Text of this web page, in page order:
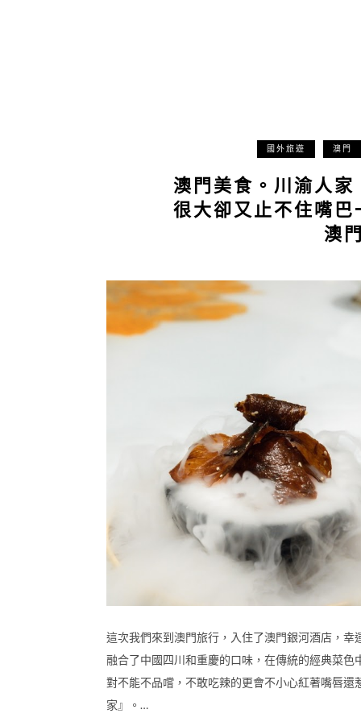
國外旅遊 澳門
澳門美食。川渝人家
很大卻又止不住嘴巴
澳
這次我們來到澳門旅行，入住了澳門銀河酒店，
融合了中國四川和重慶的口味，在傳統的經典菜
對不能不品嚐，不敢吃辣的更會不小心紅著嘴唇
家』。…